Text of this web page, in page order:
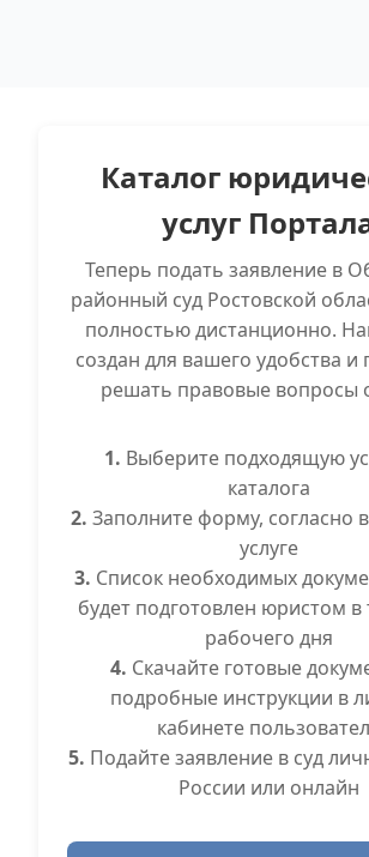
Каталог
услуг
Теперь подать заявление в
районный суд Ростовской
полностью дистанционно.
создан для вашего удобства и
решать правовые вопросы
1. Выберите подходящую
каталога
2. Заполните форму, согласно
услуге
3. Список необходимых
будет подготовлен юристом в
рабочего дня
4. Скачайте готовые
подробные инструкции в
кабинете
5. Подайте заявление в суд
России или онлайн